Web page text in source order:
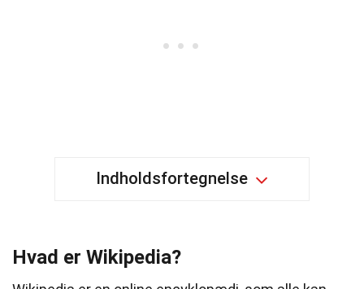
Indholdsfortegnelse
Hvad er Wikipedia?